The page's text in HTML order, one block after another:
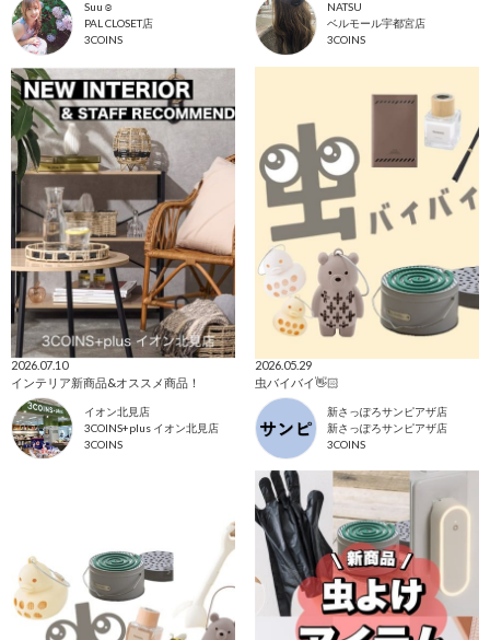
Suu☺︎
PAL CLOSET店
3COINS
NATSU
ベルモール宇都宮店
3COINS
2026.07.10
インテリア新商品&オススメ商品！
イオン北見店
3COINS+plus イオン北見店
3COINS
2026.05.29
虫バイバイ👋🏻
新さっぽろサンピアザ店
新さっぽろサンピアザ店
3COINS